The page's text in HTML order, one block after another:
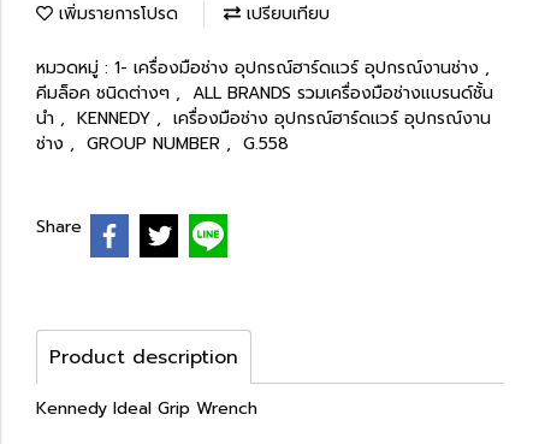
เพิ่มรายการโปรด เปรียบเทียบ
หมวดหมู่ : 1- เครื่องมือช่าง อุปกรณ์ฮาร์ดแวร์ อุปกรณ์งานช่าง ,
คีมล็อค ชนิดต่างๆ , ALL BRANDS รวมเครื่องมือช่างแบรนด์ชั้น
นำ , KENNEDY , เครื่องมือช่าง อุปกรณ์ฮาร์ดแวร์ อุปกรณ์งาน
ช่าง , GROUP NUMBER , G.558
Share
Product description
Kennedy Ideal Grip Wrench